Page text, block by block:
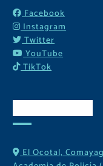
Facebook
Instagram
Twitter
YouTube
TikTok
El Ocotal,